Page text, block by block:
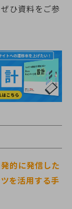
ひ資料をご参
的に発信した
を活用する手